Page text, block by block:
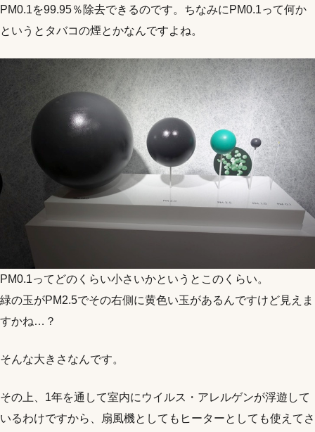
PM0.1を99.95％除去できるのです。ちなみにPM0.1って何か
というとタバコの煙とかなんですよね。
PM0.1ってどのくらい小さいかというとこのくらい。
緑の玉がPM2.5でその右側に黄色い玉があるんですけど見えま
すかね…？
そんな大きさなんです。
その上、1年を通して室内にウイルス・アレルゲンが浮遊して
いるわけですから、扇風機としてもヒーターとしても使えてさ